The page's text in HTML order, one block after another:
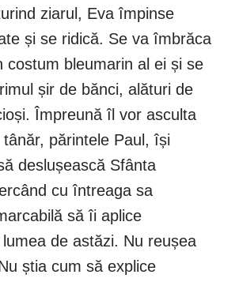
ziarul, Eva împinse
și se ridică. Se va îmbrăca
costum bleumarin al ei și se
șir de bănci, alături de
Împreună îl vor asculta
părintele Paul, își
deslușească Sfânta
cu întreaga sa
să îi aplice
de astăzi. Nu reușea
știa cum să explice